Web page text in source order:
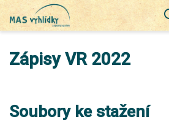
Zápisy VR 2022
Soubory ke stažení